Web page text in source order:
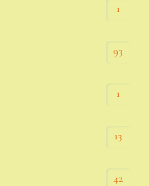
1
93
1
13
42